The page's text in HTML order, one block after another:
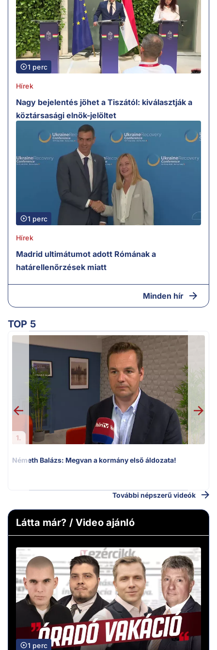
1 perc
Hírek
Nagy bejelentés jöhet a Tiszától: kiválasztják a
köztársasági elnök-jelöltet
1 perc
Hírek
Madrid ultimátumot adott Rómának a
határellenőrzések miatt
Minden hír
TOP 5
1.
Németh Balázs: Megvan a kormány első áldozata!
További népszerű videók
Látta már? / Video ajánló
1 perc